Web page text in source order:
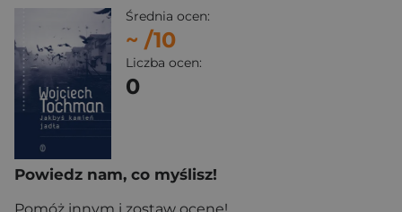
Średnia ocen:
~ /10
Liczba ocen:
0
Powiedz nam, co myślisz!